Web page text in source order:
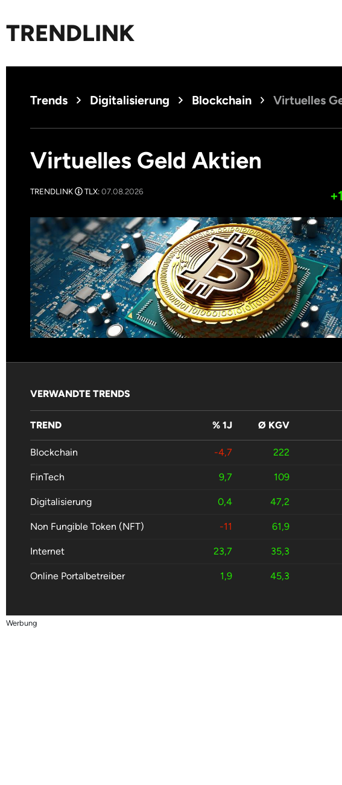
TRENDLINK
Trends Digitalisierung Blockchain Virtuelles
Virtuelles Geld Aktien
TRENDLINK TLX:07.08.2026
VERWANDTE TRENDS
TREND % 1J Ø KGV
Blockchain -4,7 222
FinTech 9,7 109
Digitalisierung 0,4 47,2
Non Fungible Token (NFT) -11 61,9
Internet 23,7 35,3
Online Portalbetreiber 1,9 45,3
Werbung